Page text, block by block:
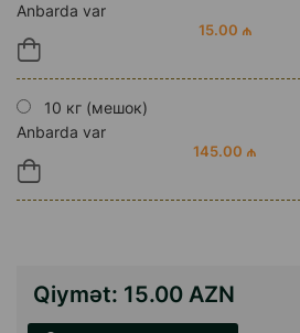
Anbarda var
15.00 ₼
10 кг (мешок)
Anbarda var
145.00 ₼
Qiymət: 15.00 AZN